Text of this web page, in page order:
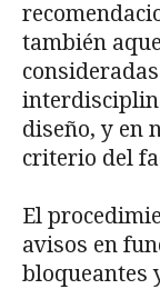
también
diseño, y en
criterio del
El
avisos en
bloqueantes